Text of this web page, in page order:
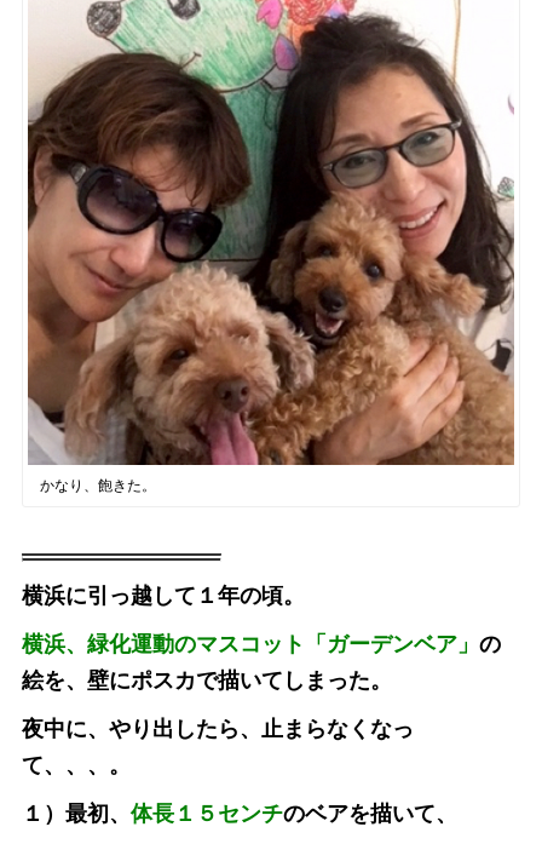
かなり、飽きた。
横浜に引っ越して１年の頃。
横浜、緑化運動のマスコット「ガーデンベア」 の
絵を、壁にポスカで描いてしまった。
夜中に、やり出したら、止まらなくなっ
て、、、。
１）最初、 体長１５センチのベアを描いて、